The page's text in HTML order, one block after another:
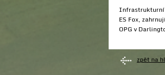
Infrastrukturní
ES Fox,
OPG v
zpět na